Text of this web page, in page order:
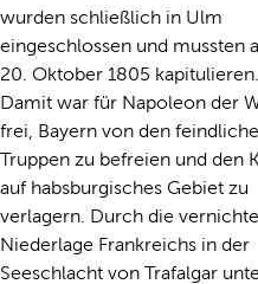
wurden schließlich in Ulm
eingeschlossen und mussten
20. Oktober 1805 kapitulieren.
Damit war für Napoleon der
frei, Bayern von den
Truppen zu befreien und den
auf habsburgisches Gebiet zu
verlagern. Durch die
Niederlage Frankreichs in der
Seeschlacht von Trafalgar